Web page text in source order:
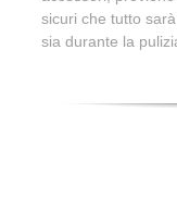
sicuri che tutto
sia durante la